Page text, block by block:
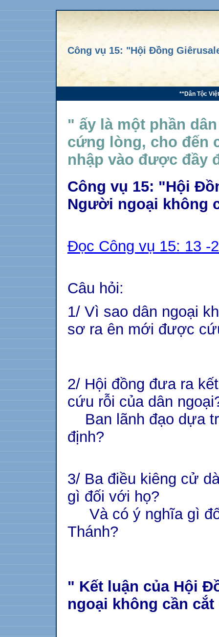
Công vụ 15: "Hội Đồng
**Dân Tộc Việt
" ấy là một phần
cứng lòng, cho đến
nhập vào được đầy
Công vụ 15: "Hội
Người ngoại không
Đọc Công vụ 15: 13 -
Câu hỏi:
1/ Vì sao dân ngoại
sơ ra ên mới được
2/ Hội đồng đưa ra
cứu rỗi của dân
Ban lãnh đạo dựa
định?
3/ Ba điều kiêng cử
gì đối với họ?
Và có ý nghĩa gì
Thánh?
" Kết luận của Hội
ngoại không cần